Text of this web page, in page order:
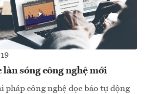
sóng công nghệ mới
pháp công nghệ đọc báo tự động